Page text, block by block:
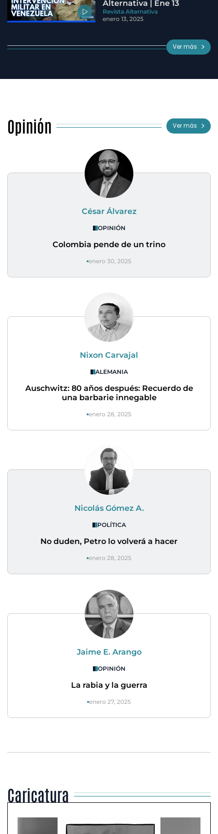
Alternativa | Ene 13
Revista Alternativa
enero 13, 2025
Ver más
Opinión Ver más
César Álvarez
OPINIÓN
Colombia pende de un trino
enero 30, 2025
Nixon Carvajal
ALEMANIA
Auschwitz: 80 años después: Recuerdo de
una barbarie innegable
enero 28, 2025
Nicolás Gómez A.
POLÍTICA
No duden, Petro lo volverá a hacer
enero 28, 2025
Jaime E. Arango
OPINIÓN
La rabia y la guerra
enero 27, 2025
Caricatura